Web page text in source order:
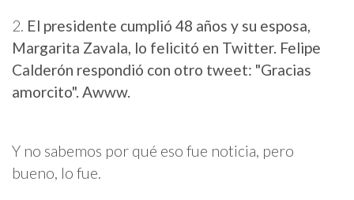
2. El presidente cumplió 48 años y su esposa,
Margarita Zavala, lo felicitó en Twitter. Felipe
Calderón respondió con otro tweet: "Gracias
amorcito". Awww.
Y no sabemos por qué eso fue noticia, pero
bueno, lo fue.